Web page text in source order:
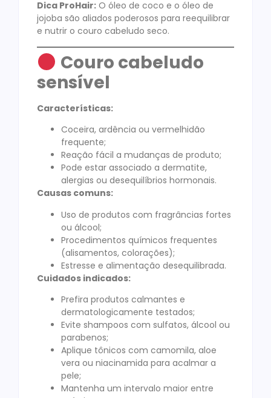
Dica ProHair: O óleo de coco e o óleo de
jojoba são aliados poderosos para reequilibrar
e nutrir o couro cabeludo seco.
Couro cabeludo
sensível
Características:
Coceira, ardência ou vermelhidão
frequente;
Reação fácil a mudanças de produto;
Pode estar associado a dermatite,
alergias ou desequilíbrios hormonais.
Causas comuns:
Uso de produtos com fragrâncias fortes
ou álcool;
Procedimentos químicos frequentes
(alisamentos, colorações);
Estresse e alimentação desequilibrada.
Cuidados indicados:
Prefira produtos calmantes e
dermatologicamente testados;
Evite shampoos com sulfatos, álcool ou
parabenos;
Aplique tônicos com camomila, aloe
vera ou niacinamida para acalmar a
pele;
Mantenha um intervalo maior entre